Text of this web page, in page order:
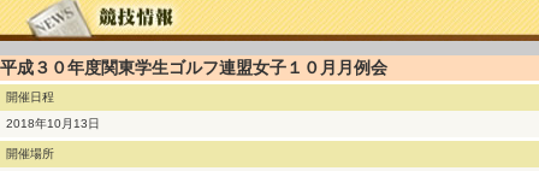
平成３０年度関東学生ゴルフ連盟女子１０月月例会
開催日程
2018年10月13日
開催場所